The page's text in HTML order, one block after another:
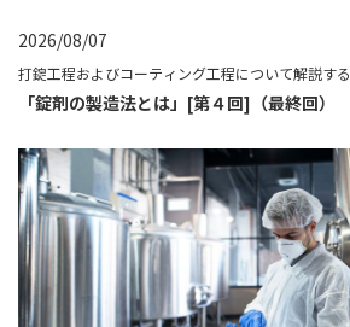
2026/08/07
打錠工程およびコーティング工程について解説する
「錠剤の製造法とは」[第４回]（最終回）